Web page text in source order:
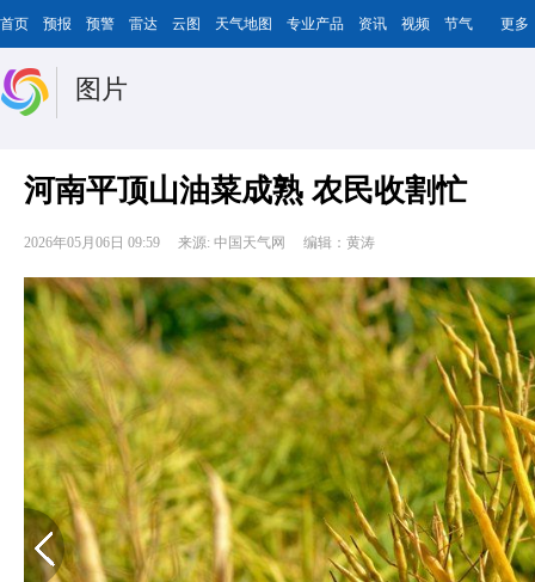
首页 预报 预警 雷达 云图 天气地图 专业产品 资讯 视频 节气 更多
图片
河南平顶山油菜成熟 农民收割忙
2026年05月06日 09:59 来源: 中国天气网 编辑：黄涛